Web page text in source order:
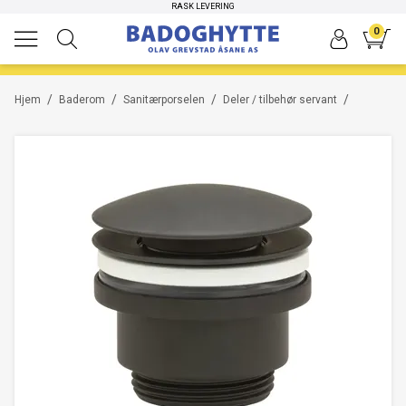
RASK LEVERING
0
/
Hjem /
Baderom /
Sanitærporselen /
Deler / tilbehør servant